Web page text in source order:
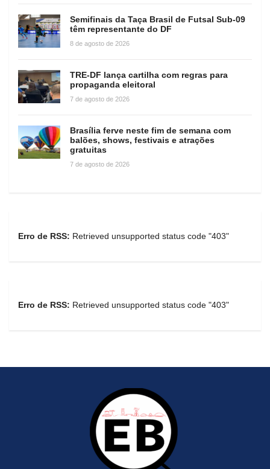
Semifinais da Taça Brasil de Futsal Sub-09
têm representante do DF
8 de agosto de 2026
TRE-DF lança cartilha com regras para
propaganda eleitoral
7 de agosto de 2026
Brasília ferve neste fim de semana com
balões, shows, festivais e atrações
gratuitas
7 de agosto de 2026
Erro de RSS: Retrieved unsupported status code "403"
Erro de RSS: Retrieved unsupported status code "403"